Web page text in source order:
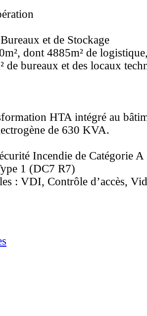
et de Stockage
dont 4885m² de
de bureaux et des locaux
HTA intégré au
de 630 KVA.
Incendie de Catégorie
1 (DC7 R7)
: VDI, Contrôle d’accès,